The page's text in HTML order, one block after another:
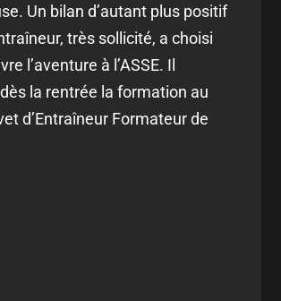
Un bilan d’autant plus positif
très sollicité, a choisi
l’aventure à l’ASSE. Il
la rentrée la formation au
d’Entraîneur Formateur de